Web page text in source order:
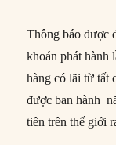
Thông báo được
khoán phát hành
hàng có lãi từ tất
được ban hành
tiên trên thế giới